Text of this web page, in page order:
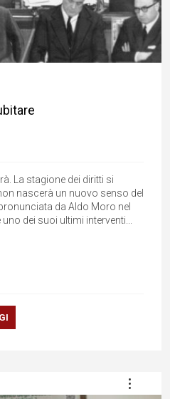
La stagione dei diritti si
nascerà un nuovo senso del
da Aldo Moro nel
dei suoi ultimi interventi...